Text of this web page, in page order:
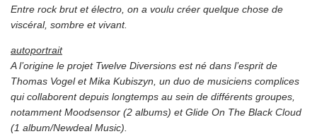
Entre rock brut et électro, on a voulu créer quelque chose de
viscéral, sombre et vivant.
autoportrait
A l’origine le projet Twelve Diversions est né dans l’esprit de
Thomas Vogel et Mika Kubiszyn, un duo de musiciens complices
qui collaborent depuis longtemps au sein de différents groupes,
notamment Moodsensor (2 albums) et Glide On The Black Cloud
(1 album/Newdeal Music).